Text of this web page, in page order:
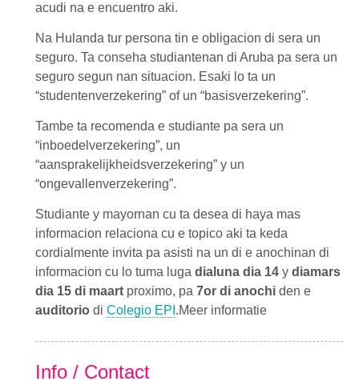
acudi na e encuentro aki.
Na Hulanda tur persona tin e obligacion di sera un
seguro. Ta conseha studiantenan di Aruba pa sera un
seguro segun nan situacion. Esaki lo ta un
“studentenverzekering” of un “basisverzekering”.
Tambe ta recomenda e studiante pa sera un
“inboedelverzekering”, un
“aansprakelijkheidsverzekering” y un
“ongevallenverzekering”.
Studiante y mayornan cu ta desea di haya mas
informacion relaciona cu e topico aki ta keda
cordialmente invita pa asisti na un di e anochinan di
informacion cu lo tuma luga dialuna dia 14 y diamars
dia 15 di maart proximo, pa 7or di anochi den e
auditorio di Colegio EPI .Meer informatie
Info / Contact